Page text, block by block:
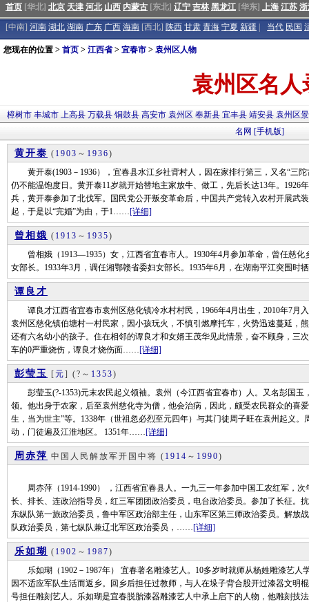
首页 [华北] 北京 天津 河北 山西 内蒙古 [东北] 辽宁 吉林 黑龙江 [华东] 上海 江苏
[中南] 河南 湖北 湖南 广东 广西 海南 [西北] 陕西 甘肃 青海 宁夏 新疆 当代 民国
您现在的位置 > 首页 > 江西省> 宜春市 > 袁州区人物
袁州区名人
樟树市 丰城市 上高县 万载县 铜鼓县 高安市 袁州区 奉新县 宜丰县 靖安县 袁州区
名网 [手机版]
黄开泰 ( 1903 ～ 1936)
黄开泰(1903－1936），宜春县水江乡社背村人，因在家排行第三，又名“三
仍不能温饱度日。黄开泰11岁就开始替地主家放牛、做工，先后长达13年。1926
兵，黄开泰参加了北伐军。国民党公开叛变革命后，中国共产党转入农村开展武
起，于是以“完婚”为由，于1……[详细]
曾相娥 ( 1913 ～ 1935)
曾相娥（1913—1935）女，江西省宜春市人。1930年4月参加革命，曾任慈化
女部长。1933年3月，调任湘鄂赣省委妇女部长。1935年6月，在湖南平江突围
谭良才
谭良才江西省宜春市袁州区慈化镇冷水村村民，1966年4月出生，2010年7月
袁州区慈化镇伯塘村一村民家，因小孩玩火，不慎引燃摩托车，火势迅速蔓延，
还有六名幼小的孩子。住在相邻的谭良才和女婿王茂华见此情景，奋不顾身，三
车的0严重烧伤，谭良才烧伤面……[详细]
彭莹玉 [元] (?～ 1353)
彭莹玉(?-1353)元末农民起义领袖。袁州（今江西省宜春市）人。又名彭国玉
领。他出身于农家，后至袁州慈化寺为僧，他会治病，因此，颇受农民群众的喜
生，当为世主”等。1338年（世祖忽必烈至元四年）与其门徒周子旺在袁州起义
动，门徒遍及江淮地区。 1351年……[详细]
周赤萍 中国人民解放军开国中将 ( 1914 ～ 1990)
周赤萍（1914-1990） ，江西省宜春县人。一九三一年参加中国工农红军，次
长、排长、连政治指导员，红三军团团政治委员，电台政治委员。参加了长征。
东纵队第一旅政治委员，鲁中军区政治部主任，山东军区第三师政治委员。解放
队政治委员，第七纵队兼辽北军区政治委员，……[详细]
乐如瑚 ( 1902 ～ 1987)
乐如瑚（1902－1987年） 宜春著名雕漆艺人。10多岁时就师从杨姓雕漆艺人
因不适应军队生活而返乡。回乡后担任过教师，与人在垛子背合股开过漆器文明
号担任雕刻艺人。乐如瑚是宜春脱胎漆器雕漆艺人中承上启下的人物，他雕刻技